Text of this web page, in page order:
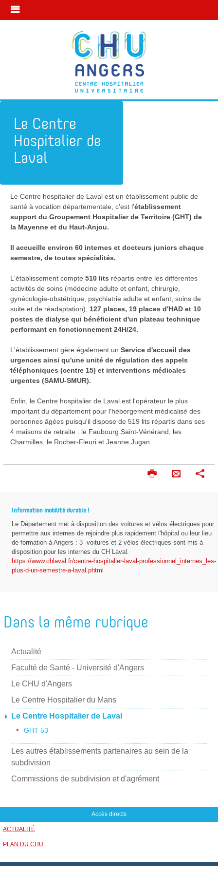
Le Centre
Hospitalier de
Laval
Subdivision d'Angers Le Centre Hospitalier de Laval
Le Centre hospitalier de Laval est un établissement public de
santé à vocation départementale, c'est l’établissement
support du Groupement Hospitalier de Territoire (GHT) de
la Mayenne et du Haut-Anjou.
Il accueille environ 60 internes et docteurs juniors chaque
semestre, de toutes spécialités.
L'établissement compte 510 lits répartis entre les différentes
activités de soins (médecine adulte et enfant, chirurgie,
gynécologie-obstétrique, psychiatrie adulte et enfant, soins de
suite et de réadaptation), 127 places, 19 places d'HAD et 10
postes de dialyse qui bénéficient d'un plateau technique
performant en fonctionnement 24H/24.
L'établissement gère également un Service d'accueil des
urgences ainsi qu'une unité de régulation des appels
téléphoniques (centre 15) et interventions médicales
urgentes (SAMU-SMUR).
Enfin, le Centre hospitalier de Laval est l'opérateur le plus
important du département pour l'hébergement médicalisé des
personnes âgées puisqu'il dispose de 519 lits répartis dans ses
4 maisons de retraite : le Faubourg Saint-Vénérand, les
Charmilles, le Rocher-Fleuri et Jeanne Jugan.
I
m
m
e
r
E
n
y
e
p
a
g
e
Information mobilité durable !
Le Département met à disposition des voitures et vélos électriques pour
permettre aux internes de rejoindre plus rapidement l'hôpital ou leur lieu
de formation à Angers : 3 voitures et 2 vélos électriques sont mis à
disposition pour les internes du CH Laval.
https://www.chlaval.fr/centre-hospitalier-laval-professionnel_internes_les-
plus-d-un-semestre-a-laval.phtml
Dans la même rubrique
Actualité
Faculté de Santé - Université d'Angers
Le CHU d'Angers
Le Centre Hospitalier du Mans
Le Centre Hospitalier de Laval
GHT 53
Les autres établissements partenaires au sein de la
subdivision
Commissions de subdivision et d'agrément
Accès directs
ACTUALITÉ
PLAN DU CHU